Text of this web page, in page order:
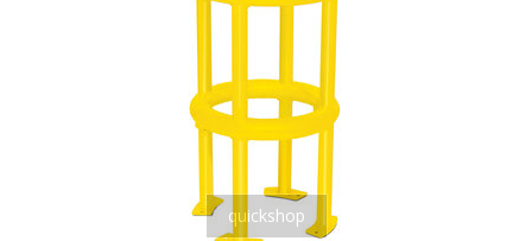
quickshop